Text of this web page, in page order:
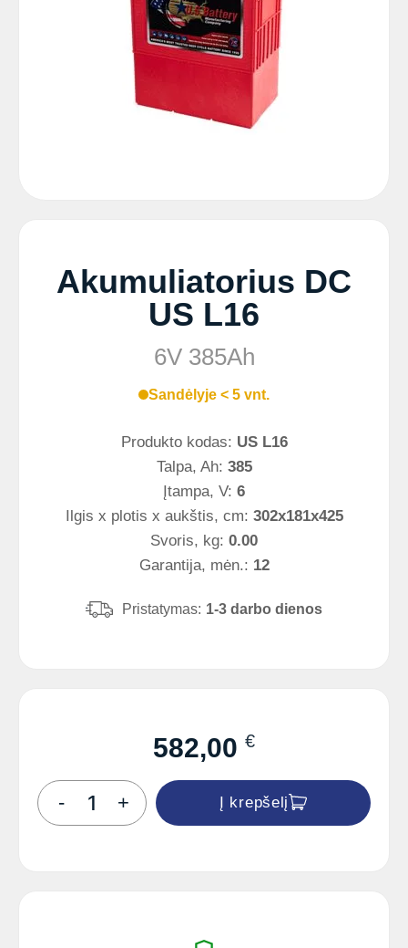
Akumuliatorius DC
US L16
6V 385Ah
Sandėlyje < 5 vnt.
Produkto kodas: US L16
Talpa, Ah: 385
Įtampa, V: 6
Ilgis x plotis x aukštis, cm: 302x181x425
Svoris, kg: 0.00
Garantija, mėn.: 12
Pristatymas: 1-3 darbo dienos
582,00 €
-
produkto
kiekis:
Akumuliatorius
+ Į krepšelį